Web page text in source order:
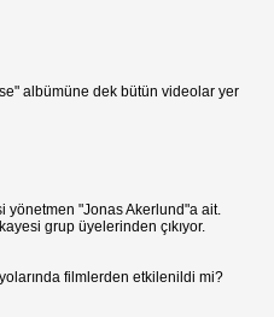
albümüne dek bütün videolar yer
"Jonas Akerlund"a ait.
grup üyelerinden çıkıyor.
filmlerden etkilenildi mi?